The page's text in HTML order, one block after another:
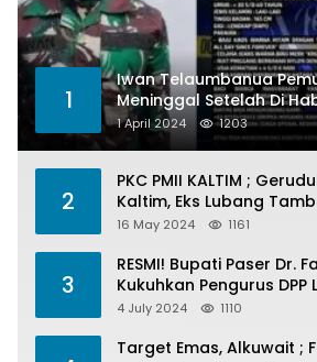
1
Iwan Telaumbanua
Meninggal Setelah Di
1 April 2024 1203
2
PKC PMII KALTIM ;
Kaltim, Eks Lubang
Menelan Korban
16 May 2024 1161
3
RESMI! Bupati Paser Dr.
Kukuhkan Pengurus DPP
4 July 2024 1110
Target Emas, Alkuwait ;